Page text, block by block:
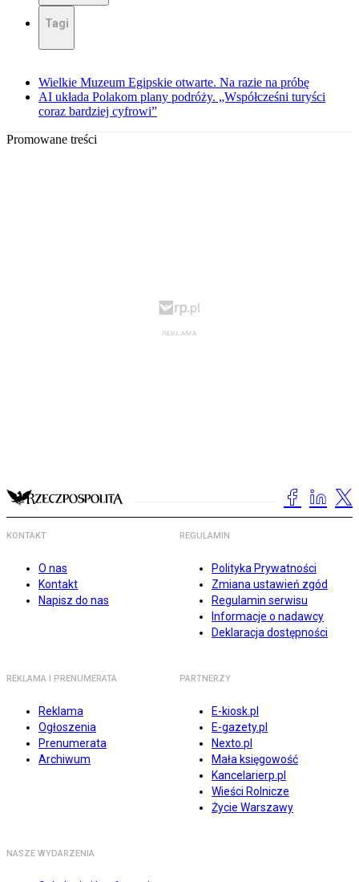
Tagi
Wielkie Muzeum Egipskie otwarte. Na razie na próbę
AI układa Polakom plany podróży. „Współcześni turyści
coraz bardziej cyfrowi”
Promowane treści
KONTAKT
O nas
Kontakt
Napisz do nas
REGULAMIN
Polityka Prywatności
Zmiana ustawień zgód
Regulamin serwisu
Informacje o nadawcy
Deklaracja dostępności
REKLAMA I PRENUMERATA
Reklama
Ogłoszenia
Prenumerata
Archiwum
PARTNERZY
E-kiosk.pl
E-gazety.pl
Nexto.pl
Mała księgowość
Kancelarierp.pl
Wieści Rolnicze
Życie Warszawy
NASZE WYDARZENIA